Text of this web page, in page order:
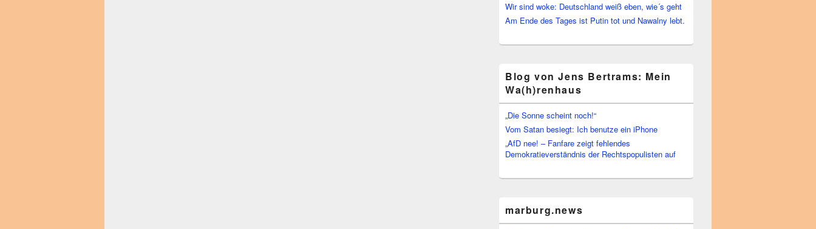
Wir sind woke: Deutschland weiß eben, wie´s geht
Am Ende des Tages ist Putin tot und Nawalny lebt.
Blog von Jens Bertrams: Mein
Wa(h)renhaus
„Die Sonne scheint noch!“
Vom Satan besiegt: Ich benutze ein iPhone
„AfD nee! – Fanfare zeigt fehlendes
Demokratieverständnis der Rechtspopulisten auf
marburg.news